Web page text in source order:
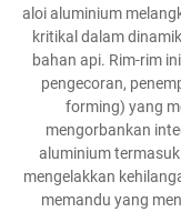
aloi aluminium
kritikal dalam
bahan api. Rim-rim
pengecoran,
forming) yang
mengorbankan
aluminium
mengelakkan
memandu yang